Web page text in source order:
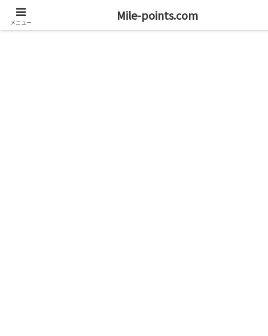
資産1億円を目指すブログと旅
メニュー Mile-points.com